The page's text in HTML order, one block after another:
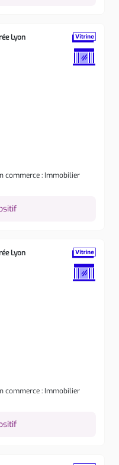
Lyon
commerce : Immobilier
Lyon
commerce : Immobilier